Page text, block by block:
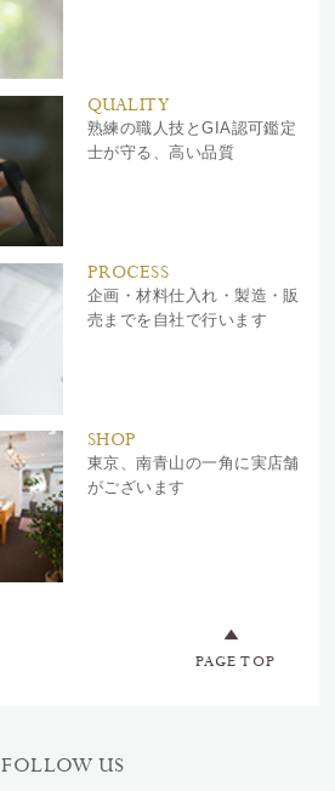
QUALITY
熟練の職人技とGIA認可鑑定
士が守る、高い品質
PROCESS
企画・材料仕入れ・製造・販
売までを自社で行います
SHOP
東京、南青山の一角に実店舗
がございます
PAGE TOP
FOLLOW US